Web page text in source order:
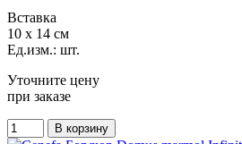
Вставка
10 x 14 см
Ед.изм.: шт.
Уточните цену
при заказе